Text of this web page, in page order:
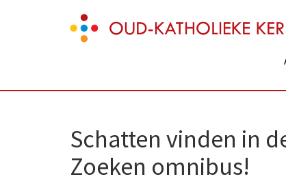
Oud-Katholieke
Schatten vinden in
Zoeken omnibus!